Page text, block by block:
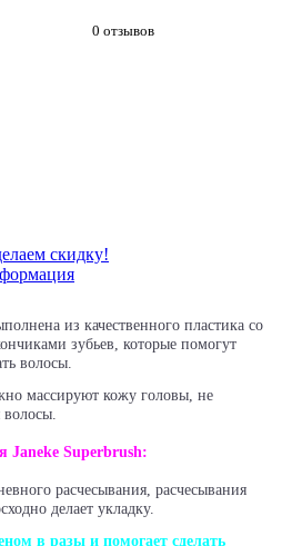
0 отзывов
скидку!
из качественного пластика со
зубьев, которые помогут
волосы.
массируют кожу головы, не
Janeke Superbrush:
расчесывания, расчесывания
делает укладку.
в разы и помогает сделать